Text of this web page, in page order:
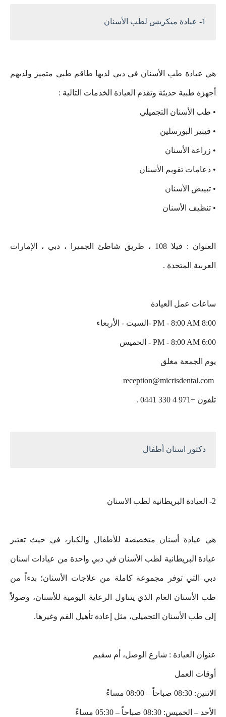
1- عيادة ميكريس لطب الأسنان
هي عيادة طب الأسنان في دبي لديها طاقم طبي متميز ولديهم
أجهزة طبية حديثة وتقدم العيادة الخدمات التالية :
• طب الأسنان التجميلي
• فينير البورسلين
• زراعة الأسنان
• دعامات تقويم الأسنان
• تبييض الأسنان
• تنظيف الأسنان
العنوان : فيلا 108 ، طريق شاطئ الجميرا ، دبي ، الإمارات
العربية المتحدة .
ساعات عمل العيادة
8:00 PM - 8:00 AM -السبت - الأربعاء
6:00 PM - 8:00 AM - الخميس
يوم الجمعة مغلق
تلفون +971 4 330 0441 .
دكتور اسنان أطفال
2- العيادة البريطانية لطب الاسنان
هي عيادة أسنان متخصصة للأطفال والكبار، في حيث تعتبر
عيادة البريطانية لطب الأسنان في دبي واحدة من عيادات اسنان
دبي التي توفر مجموعة كاملة من علاجات الأسنان؛ بدءاً من
طب الأسنان العام الذي يتناول الرعاية اليومية للأسنان، وصولاً
إلى طب الأسنان التجميلي، مثل إعادة تأهيل الفم وغيرها.
عنوان العيادة : شارع الوصل، أم سقيم
أوقات العمل
الاثنين: 08:30 صباحاً – 08:00 مساءً
الأحد – الخميس: 08:30 صباحاً – 05:30 مساءً